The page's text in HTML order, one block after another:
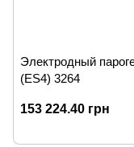
Электродный
(ES4) 3264
153 224.40 грн